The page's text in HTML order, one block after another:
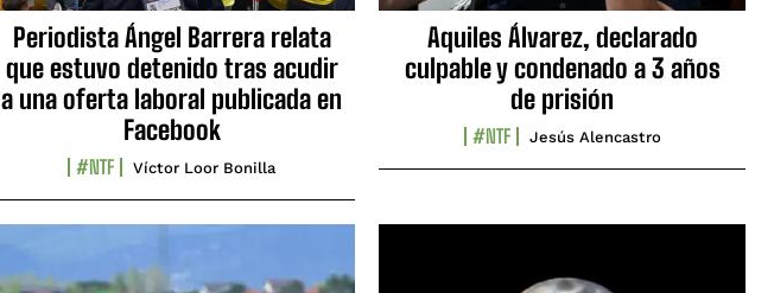
Periodista Ángel Barrera relata
que estuvo detenido tras acudir
a una oferta laboral publicada en
Facebook
#NTF Víctor Loor Bonilla
Aquiles Álvarez, declarado
culpable y condenado a 3 años
de prisión
#NTF Jesús Alencastro